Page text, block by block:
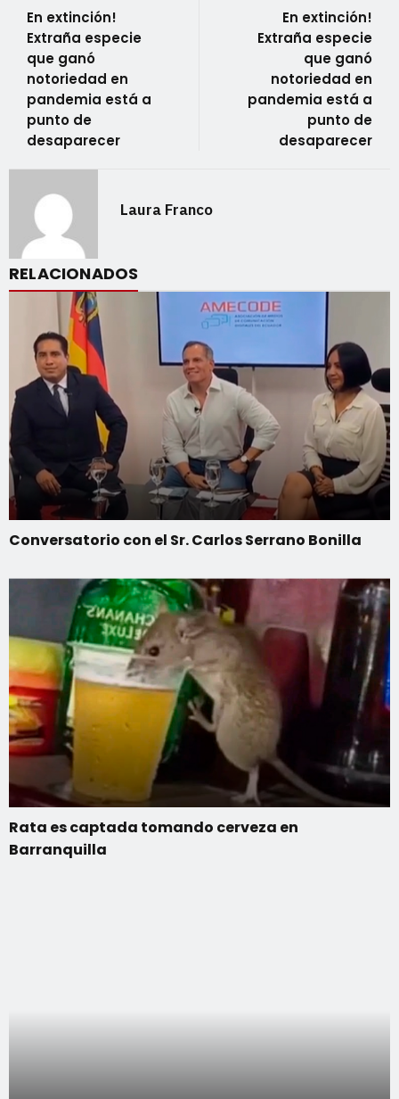
En extinción!
Extraña especie
que ganó
notoriedad en
pandemia está a
punto de
desaparecer
En extinción!
Extraña especie
que ganó
notoriedad en
pandemia está a
punto de
desaparecer
Laura Franco
RELACIONADOS
Conversatorio con el Sr. Carlos Serrano Bonilla
Rata es captada tomando cerveza en
Barranquilla